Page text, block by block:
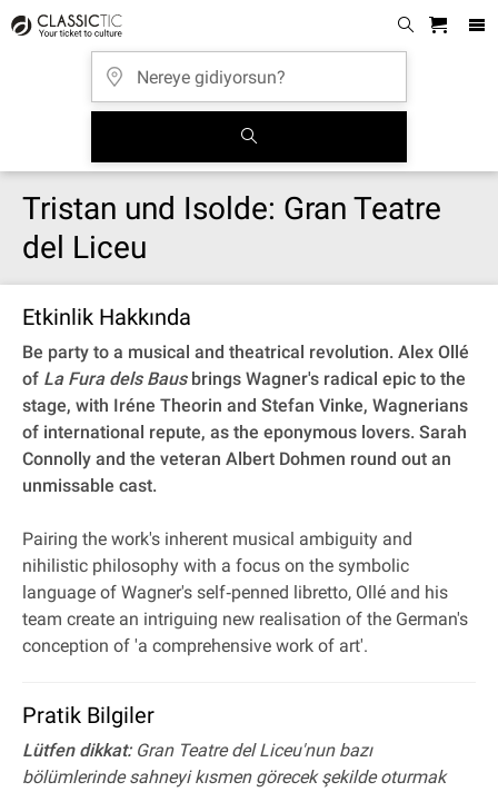
Tristan und Isolde: Gran Teatre
del Liceu
Etkinlik Hakkında
Be party to a musical and theatrical revolution. Alex Ollé
of La Fura dels Bausbrings Wagner's radical epic to the
stage, with Iréne Theorin and Stefan Vinke, Wagnerians
of international repute, as the eponymous lovers. Sarah
Connolly and the veteran Albert Dohmen round out an
unmissable cast.
Pairing the work's inherent musical ambiguity and
nihilistic philosophy with a focus on the symbolic
language of Wagner's self‐penned libretto, Ollé and his
team create an intriguing new realisation of the German's
conception of 'a comprehensive work of art'.
Pratik Bilgiler
Lütfen dikkat:Gran Teatre del Liceu'nun bazı
bölümlerinde sahneyi kısmen görecek şekilde oturmak